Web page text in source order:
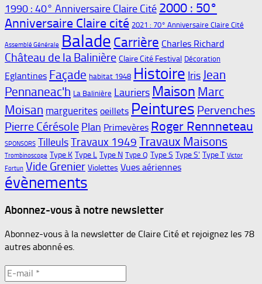
1990 : 40° Anniversaire Claire Cité 2000 : 50°
Anniversaire Claire cité 2021 : 70° Anniversaire Claire Cité
Assemblé Générale Balade Carrière Charles Richard
Château de la Balinière Claire Cité Festival Décoration
Eglantines Façade habitat 1948 Histoire Iris Jean
Pennaneac'h La Balinière Lauriers Maison Marc
Moisan marguerites oeillets Peintures Pervenches
Pierre Cérésole Plan Primevères Roger Rennneteau
SPONSORS TilleulsTravaux 1949 Travaux Maisons
Trombinoscope Type K Type L Type N Type Q Type S Type S' Type T Victor
Fortun Vide Grenier Violettes Vues aériennes
évènements
Abonnez-vous à notre newsletter
Abonnez-vous à la newsletter de Claire Cité et rejoignez les 78
autres abonné·es.